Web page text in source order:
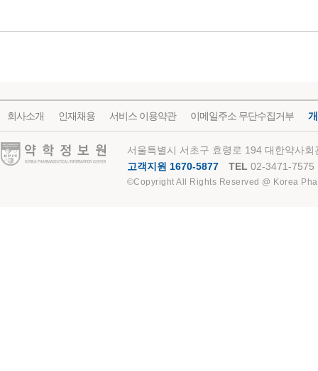
회사소개 인재채용 서비스 이용약관 이메일주소 무단수집거부
약학정보원
서울특별시 서초구 효령로 194 대한약사
고객지원 1670-5877
TEL 02-3471-7575
©Copyright All Rights Reserved @ Korea